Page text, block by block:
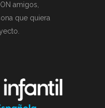
amigos,
que quiera